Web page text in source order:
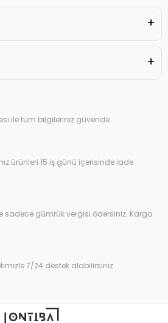
ile tüm bilgileriniz güvende.
ürünleri 15 iş günü içerisinde iade
sadece gümrük vergisi ödersiniz. Kargo
7/24 destek alabilirsiniz.